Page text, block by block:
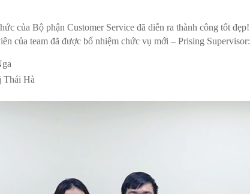
của Bộ phận Customer Service đã diễn ra thành công tốt đẹp!
của team đã được bổ nhiệm chức vụ mới – Prising Supervisor:
Thái Hà